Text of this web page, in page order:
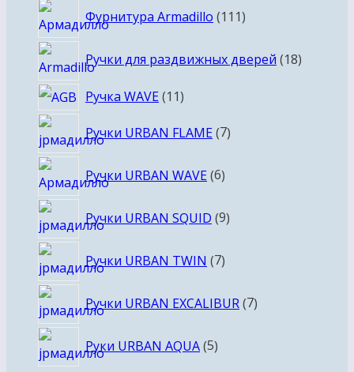
Фурнитура Armadillo 111111
Ручки для раздвижных дверей 1818
Ручка WAVE 1111
Ручки URBAN FLAME 77
Ручки URBAN WAVE 66
Ручки URBAN SQUID 99
Ручки URBAN TWIN 77
Ручки URBAN EXCALIBUR 77
Руки URBAN AQUA 55